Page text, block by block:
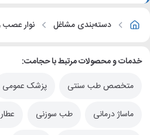
دسته‌بندی مشاغل نوار
خدمات و محصولات مرتبط با حجامت:
متخصص طب سنتی
پزشک عمومی
ماساژ درمانی طب سوزنی